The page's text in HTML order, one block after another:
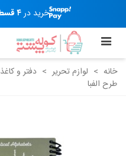
خرید در۴ قسط بدون سود
خانه > لوازم تحریر > دفتر و کاغذ
طرح الفبا